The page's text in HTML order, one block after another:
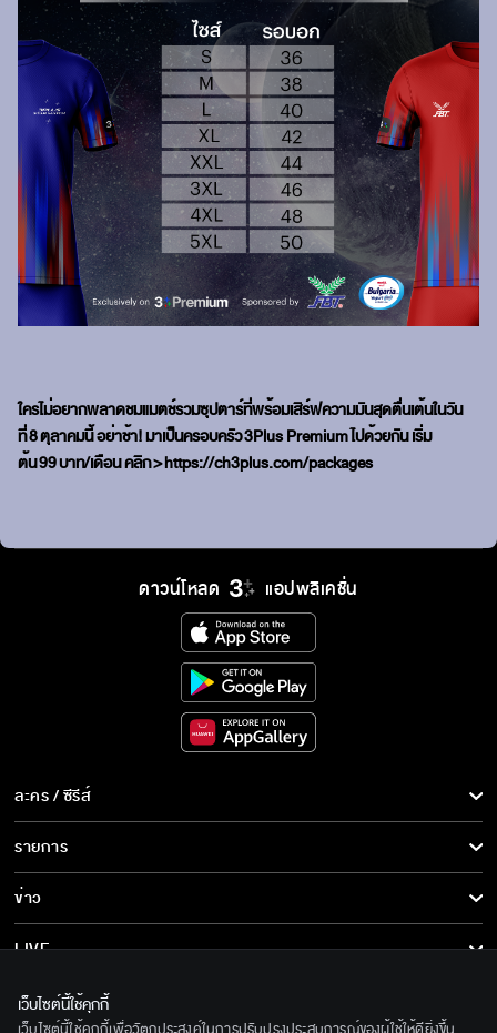
ใครไม่อยากพลาดชมแมตช์รวมซุปตาร์ที่พร้อมเสิร์ฟความมันสุดตื่นเต้นในวัน
ที่8ตุลาคมนี้ อย่าช้า! มาเป็นครอบครัว3Plus Premiumไปด้วยกัน เริ่ม
ต้น99บาท/เดือน คลิก>https://ch3plus.com/packages
ดาวน์โหลด แอปพลิเคชั่น
ละคร / ซีรีส์
ละคร/ซีรีส์
ซีรีส์นานาชาติ
การ์ตูน & เกม
รายการ
รายการทั้งหมด
ข่าว
ข่าวทั้งหมด
ข่าวประชาสัมพันธ์
LIVE
เกี่ยวกับเรา
เว็บไซต์นี้ใช้คุกกี้